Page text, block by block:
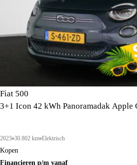
Fiat 500
3+1 Icon 42 kWh Panoramadak Apple
2023 30.802 km Elektrisch
Kopen
Financieren p/m vanaf